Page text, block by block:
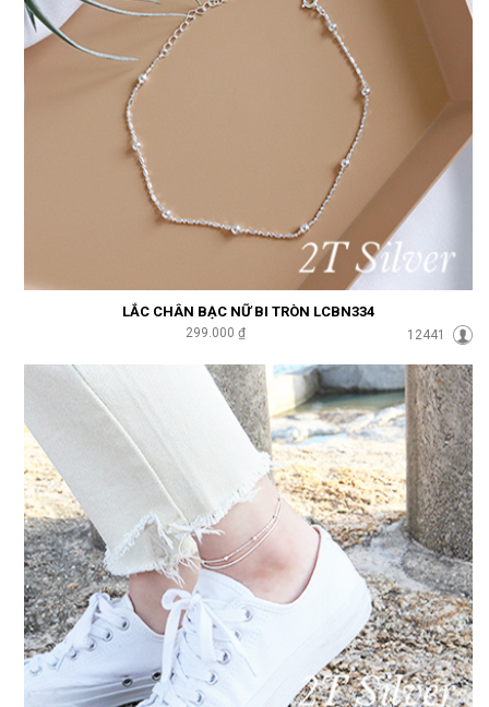
LẮC CHÂN BẠC NỮ BI TRÒN LCBN334
299.000 ₫ 12441